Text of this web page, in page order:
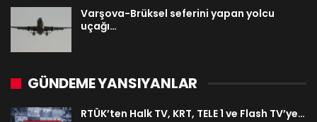
Varşova-Brüksel seferini yapan yolcu
uçağı…
GÜNDEME YANSIYANLAR
RTÜK’ten Halk TV, KRT, TELE 1 ve Flash TV’ye…